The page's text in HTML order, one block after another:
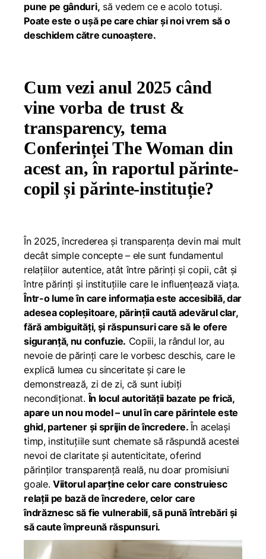
pune pe gânduri, să vedem ce e acolo totuși.
Poate este o ușă pe care chiar și noi vrem să o
deschidem către cunoaștere.
Cum vezi anul 2025 când
vine vorba de trust &
transparency, tema
Conferinței The Woman din
acest an, în raportul părinte-
copil și părinte-instituție?
În 2025, încrederea și transparența devin mai mult
decât simple concepte – ele sunt fundamentul
relațiilor autentice, atât între părinți și copii, cât și
între părinți și instituțiile care le influențează viața.
Într-o lume în care informația este accesibilă, dar
adesea copleșitoare, părinții caută adevărul clar,
fără ambiguități, și răspunsuri care să le ofere
siguranță, nu confuzie. Copiii, la rândul lor, au
nevoie de părinți care le vorbesc deschis, care le
explică lumea cu sinceritate și care le
demonstrează, zi de zi, că sunt iubiți
necondiționat.În locul autorității bazate pe frică,
apare un nou model – unul în care părintele este
ghid, partener și sprijin de încredere. În același
timp, instituțiile sunt chemate să răspundă acestei
nevoi de claritate și autenticitate, oferind
părinților transparență reală, nu doar promisiuni
goale.Viitorul aparține celor care construiesc
relații pe bază de încredere, celor care
îndrăznesc să fie vulnerabili, să pună întrebări și
să caute împreună răspunsuri.